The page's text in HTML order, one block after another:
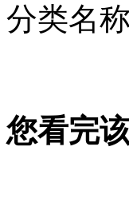
外交部：反对
安徽一实载49
分类名
您看完